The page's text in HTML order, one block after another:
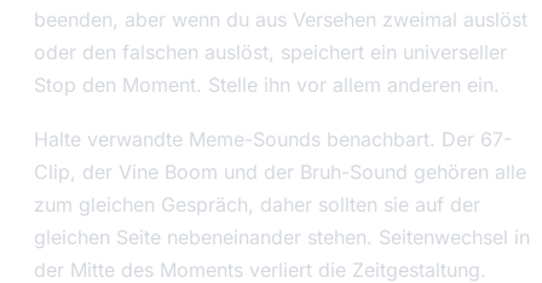
beenden, aber wenn du aus Versehen zweimal auslöst
oder den falschen auslöst, speichert ein universeller
Stop den Moment. Stelle ihn vor allem anderen ein.
Halte verwandte Meme-Sounds benachbart. Der 67-
Clip, der Vine Boom und der Bruh-Sound gehören alle
zum gleichen Gespräch, daher sollten sie auf der
gleichen Seite nebeneinander stehen. Seitenwechsel in
der Mitte des Moments verliert die Zeitgestaltung.